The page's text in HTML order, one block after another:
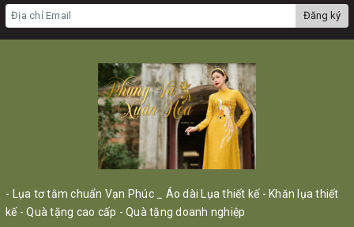
Đăng ký
- Lụa tơ tằm chuẩn Vạn Phúc _ Áo dài Lụa thiết kế - Khăn lụa thiết
kế - Quà tặng cao cấp - Quà tặng doanh nghiệp